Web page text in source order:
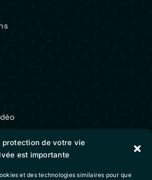
protection de votre vie
est importante
et des technologies similaires pour que